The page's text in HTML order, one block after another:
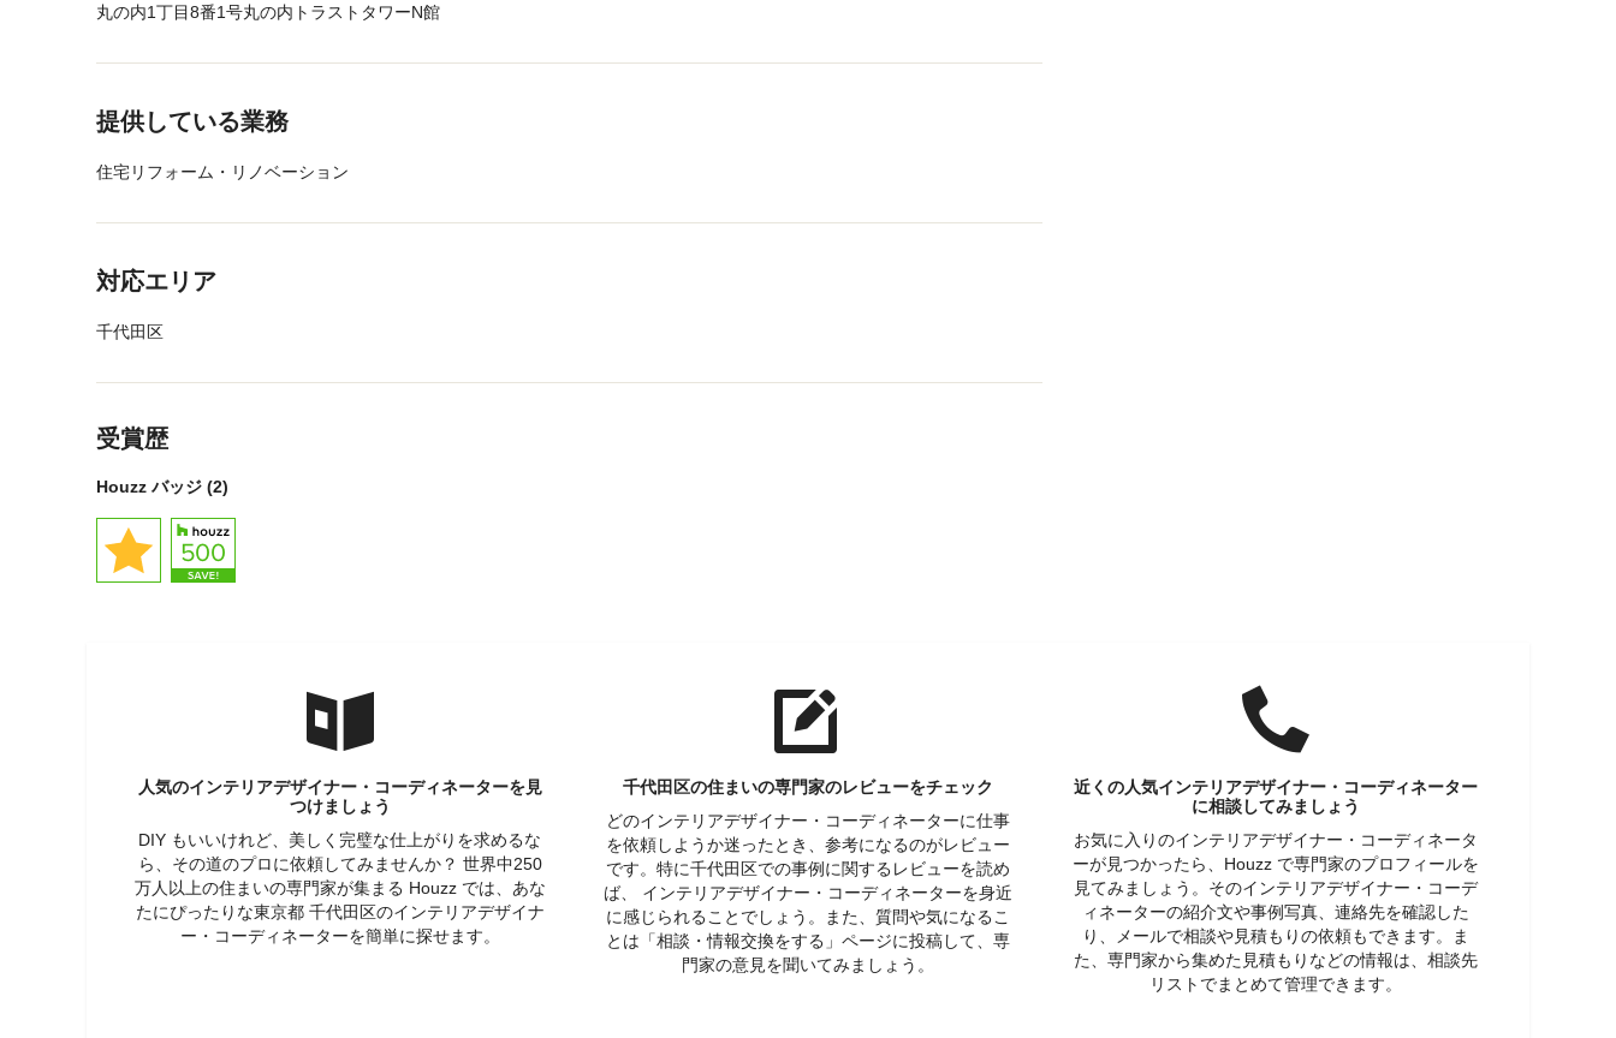
丸の内1丁目8番1号丸の内トラストタワーN館
提供している業務
住宅リフォーム・リノベーション
対応エリア
千代田区
受賞歴
Houzz バッジ (2)
人気のインテリアデザイナー・コーディネーターを見
つけましょう
DIY もいいけれど、美しく完璧な仕上がりを求めるな
ら、その道のプロに依頼してみませんか？ 世界中250
万人以上の住まいの専門家が集まる Houzz では、あな
たにぴったりな東京都 千代田区のインテリアデザイナ
ー・コーディネーターを簡単に探せます。
千代田区の住まいの専門家のレビューをチェック
どのインテリアデザイナー・コーディネーターに仕事
を依頼しようか迷ったとき、参考になるのがレビュー
です。特に千代田区での事例に関するレビューを読め
ば、 インテリアデザイナー・コーディネーターを身近
に感じられることでしょう。また、質問や気になるこ
とは「相談・情報交換をする」ページに投稿して、専
門家の意見を聞いてみましょう。
近くの人気インテリアデザイナー・コーディネーター
に相談してみましょう
お気に入りのインテリアデザイナー・コーディネータ
ーが見つかったら、Houzz で専門家のプロフィールを
見てみましょう。そのインテリアデザイナー・コーデ
ィネーターの紹介文や事例写真、連絡先を確認した
り、メールで相談や見積もりの依頼もできます。ま
た、専門家から集めた見積もりなどの情報は、相談先
リストでまとめて管理できます。